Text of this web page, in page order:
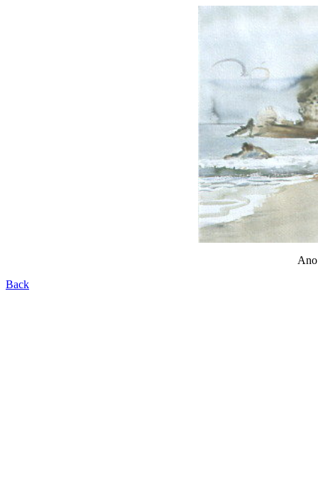
Back